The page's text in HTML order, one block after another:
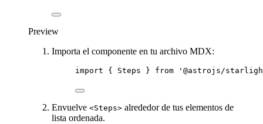
Preview
Importa el componente en tu archivo MDX:
import { Steps } from ' @astrojs/
Envuelve <Steps> alrededor de tus elementos de
lista ordenada.